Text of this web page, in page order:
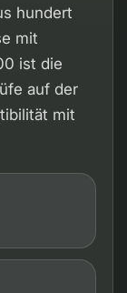
hundert
mit
ist die
auf der
mit